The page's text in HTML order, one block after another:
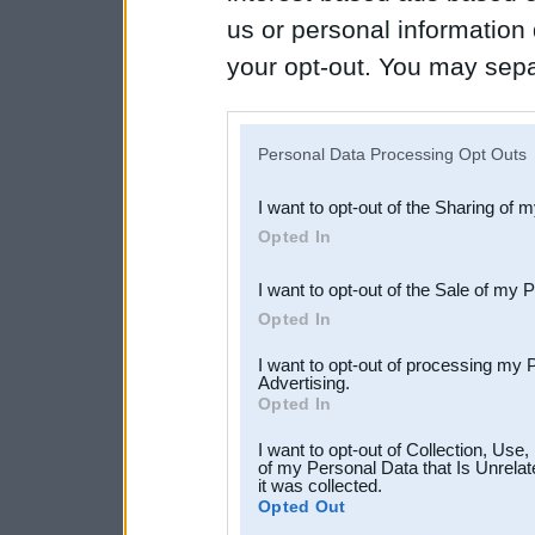
us or personal
your opt-out. You may
Downstream Participants
third parties.
Personal Data Processing Opt Outs
I want to opt-out of the Sharing of
Opted In
I want to opt-out of the Sale of my
Opted In
I want to opt-out of processing my
Advertising.
Opted In
I want to opt-out of Collection,
of my Personal Data that Is
it was collected.
Opted Out